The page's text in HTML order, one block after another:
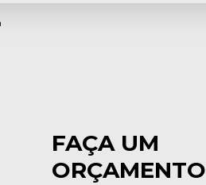
FAÇA UM
ORÇAMENTO